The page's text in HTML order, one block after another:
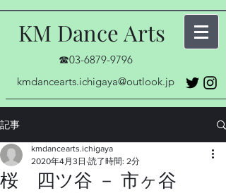
KM Dance Arts
☎03-6879-9796
kmdancearts.ichigaya@outlook.jp
記事
桜 四ツ谷 － 市ヶ谷
kmdancearts.ichigaya
2020年4月3日 読了時間: 2分